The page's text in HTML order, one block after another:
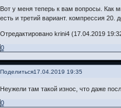
Вот у меня теперь к вам вопросы. Как
есть и третий вариант. компрессия
Отредактировано krini4 (17.04.2019
0
Поделиться17.04.2019 19:35
Неужели там такой износ, что даже
0